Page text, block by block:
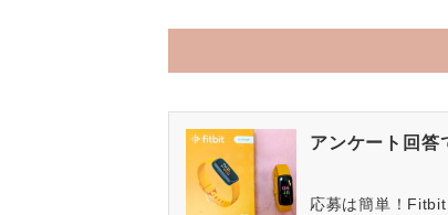
アンケート回答
応募は簡単！